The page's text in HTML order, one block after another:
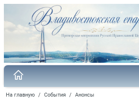
На главную / События / Анонсы